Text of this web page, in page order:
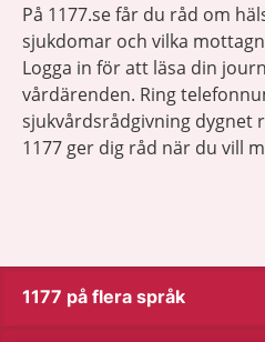
På 1177.se får du råd om
sjukdomar och vilka
Logga in för att läsa din
vårdärenden. Ring
sjukvårdsrådgivning dygnet
1177 ger dig råd när du vill
1177 på flera språk